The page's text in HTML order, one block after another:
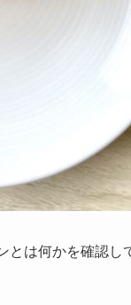
とは何かを確認し